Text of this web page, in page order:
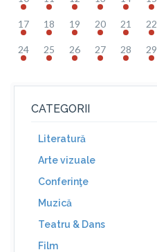
17 18 19 20 21 22
24 25 26 27 28 29
CATEGORII
Literatură
Arte vizuale
Conferinţe
Muzică
Teatru & Dans
Film